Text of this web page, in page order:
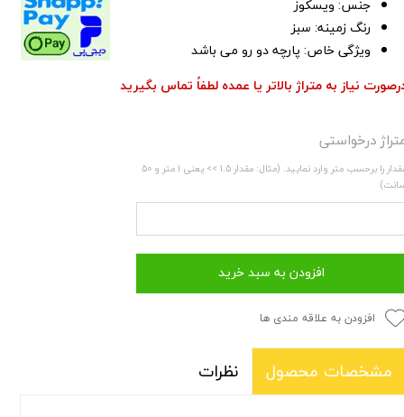
جنس: ویسکوز
رنگ زمینه: سبز
ویژگی خاص: پارچه دو رو می باشد
نیاز به متراژ بالاتر یا عمده لطفاً تماس بگیرید
درخواستی
مقدار را برحسب متر وارد نمایید. (مثال: مقدار 1.5 >> یعنی 1 متر و 50
افزودن به سبد خرید
افزودن به علاقه مندی ها
مشخصات محصول نظرات